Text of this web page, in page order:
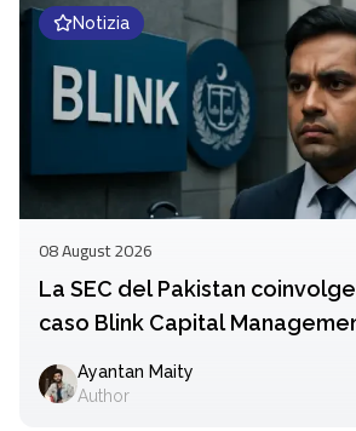
Notizia
08 August 2026
La SEC del Pakistan
caso Blink Capital
Ayantan Maity
Author